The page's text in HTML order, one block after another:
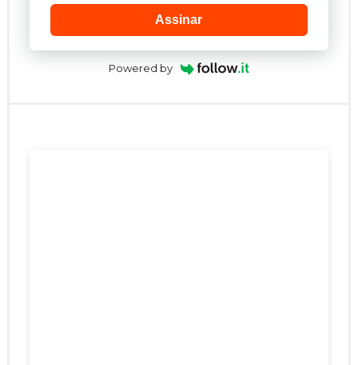
Assinar
Powered by